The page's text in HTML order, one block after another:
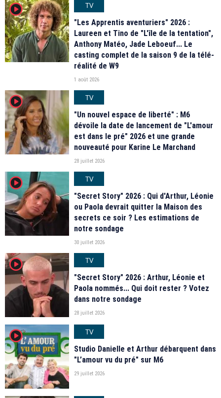
player2
TV
"Les Apprentis aventuriers" 2026 :
Laureen et Tino de "L'île de la tentation",
Anthony Matéo, Jade Leboeuf... Le
casting complet de la saison 9 de la télé-
réalité de W9
1 août 2026
player2
TV
"Un nouvel espace de liberté" : M6
dévoile la date de lancement de "L'amour
est dans le pré" 2026 et une grande
nouveauté pour Karine Le Marchand
28 juillet 2026
player2
TV
"Secret Story" 2026 : Qui d'Arthur, Léonie
ou Paola devrait quitter la Maison des
secrets ce soir ? Les estimations de
notre sondage
30 juillet 2026
player2
TV
"Secret Story" 2026 : Arthur, Léonie et
Paola nommés... Qui doit rester ? Votez
dans notre sondage
28 juillet 2026
player2
TV
Studio Danielle et Arthur débarquent dans
"L’amour vu du pré" sur M6
29 juillet 2026